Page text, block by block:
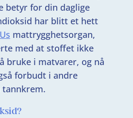
betyr for din daglige
har blitt et hett
mattrygghetsorgan,
med at stoffet ikke
bruke i matvarer, og nå
forbudt i andre